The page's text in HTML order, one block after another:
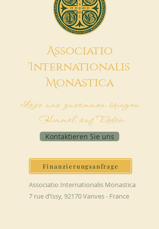
Associatio
Internationalis
MonAstica
Lass uns zusammen bringen
Himmel auf Erden
Kontaktieren Sie uns
Finanzierungsanfrage
Associatio Internationalis Monastica
7 rue d’Issy, 92170 Vanves - France